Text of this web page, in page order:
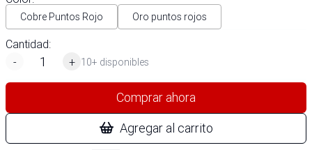
Cobre Puntos Rojo Oro puntos rojos
Cantidad:
-
+ 10+ disponibles
Comprar ahora
Agregar al carrito